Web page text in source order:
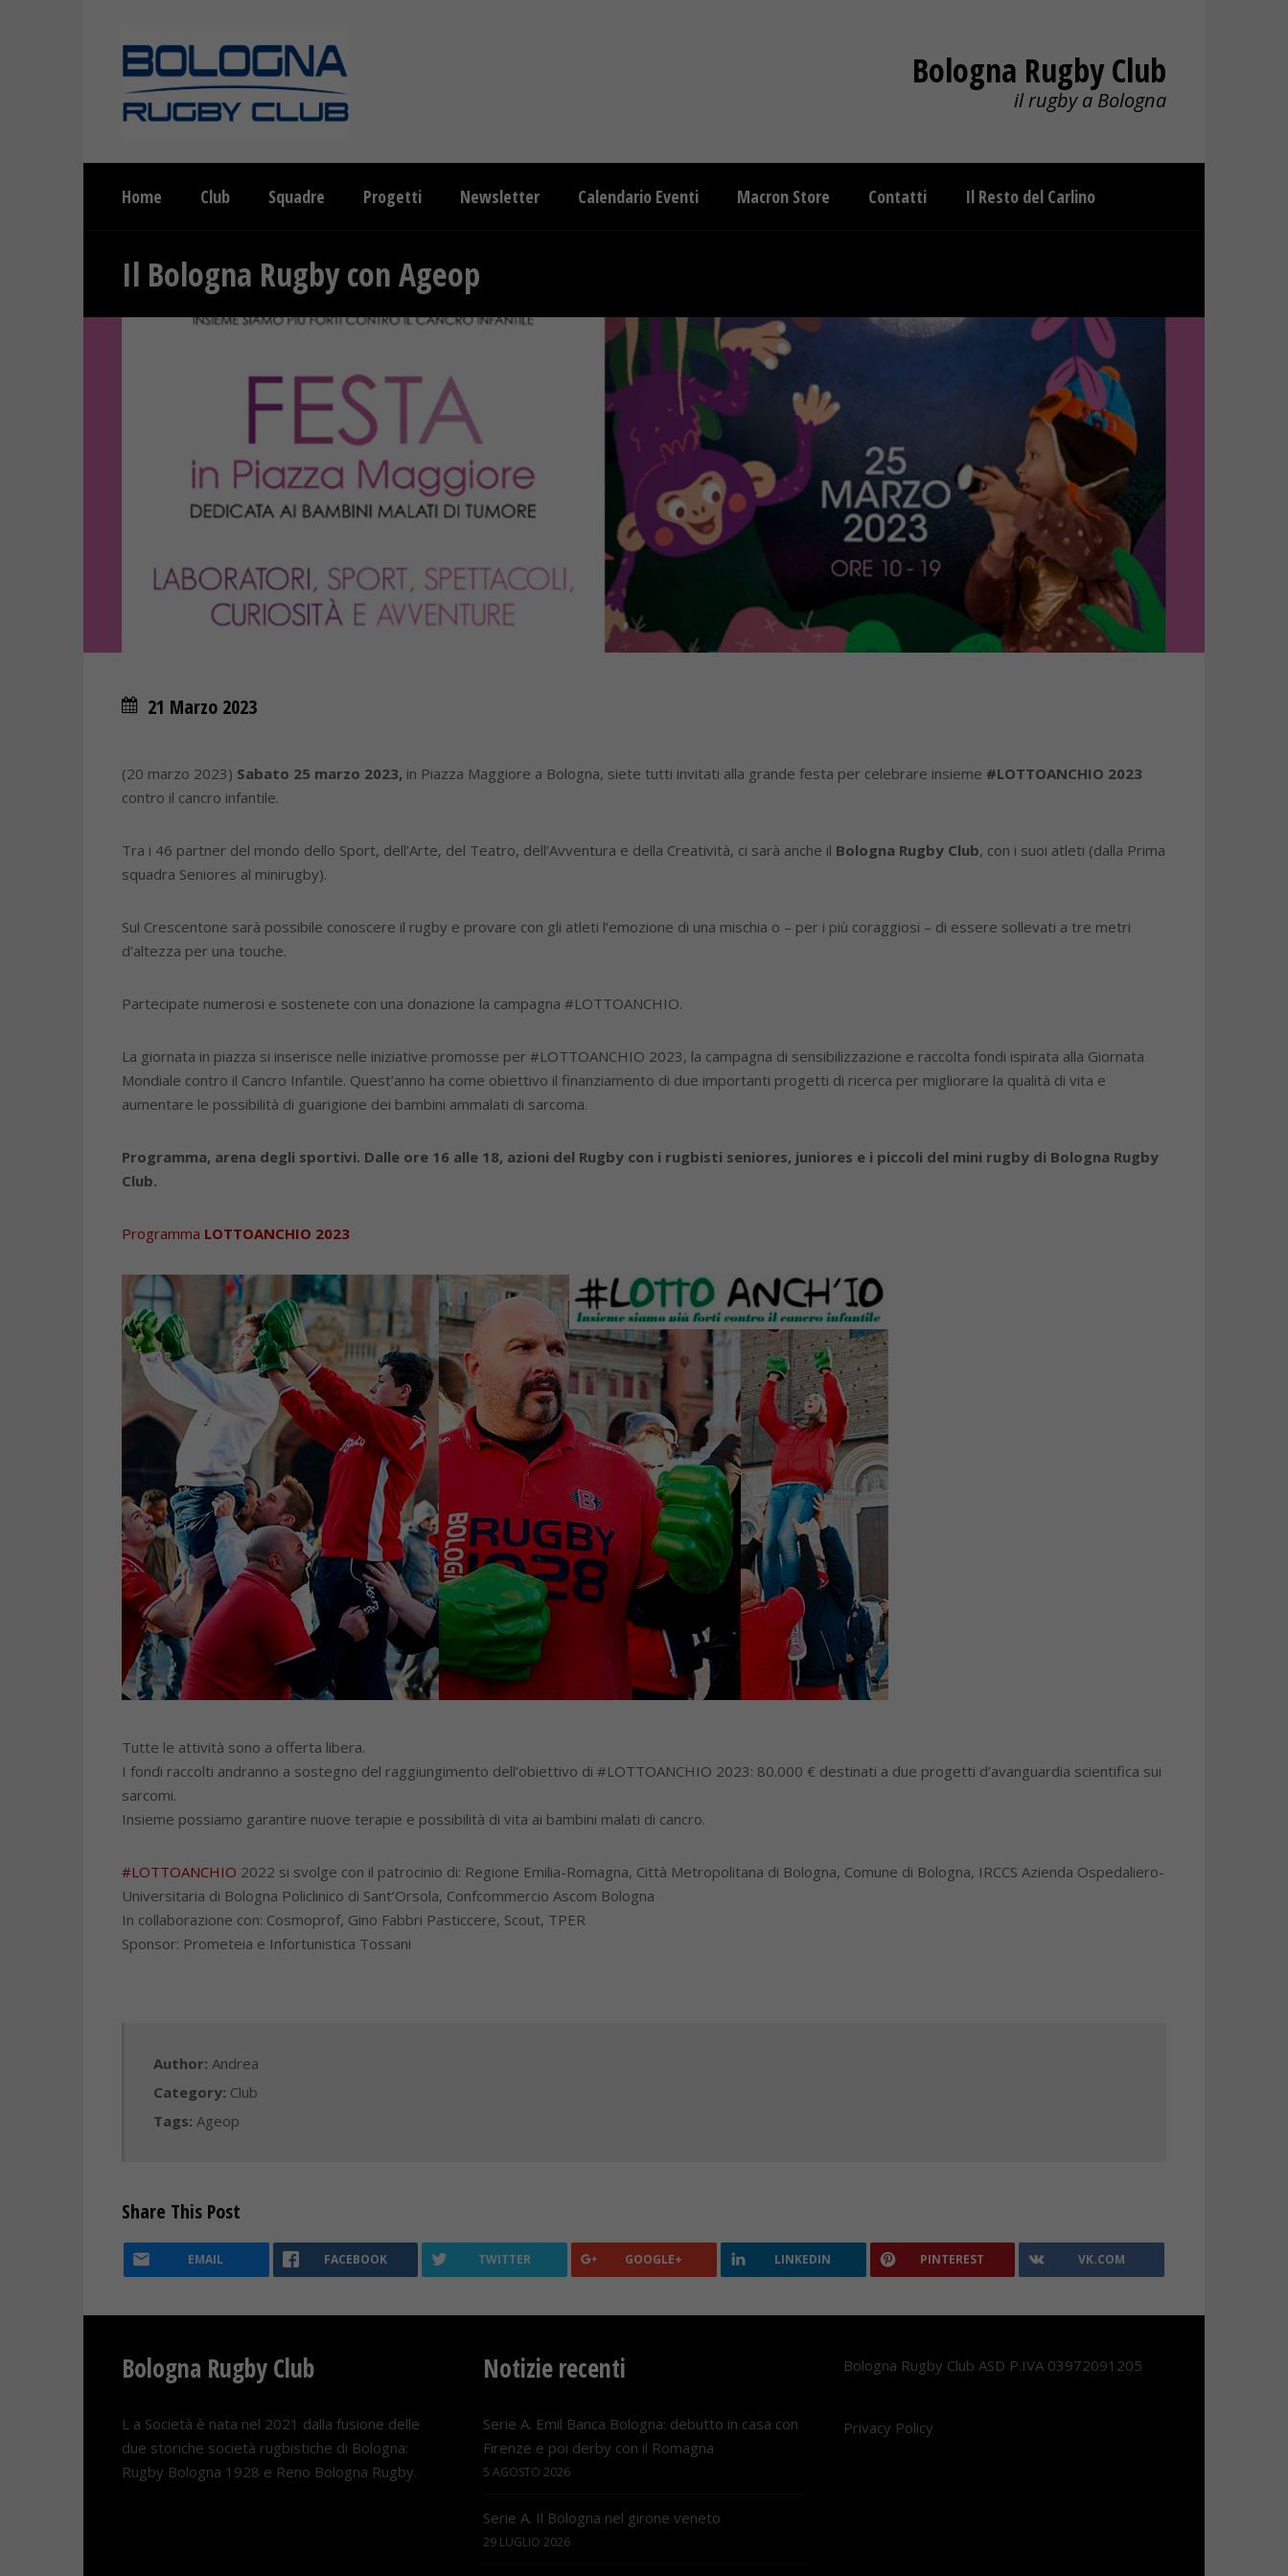
Bologna Rugby Club
il rugby a Bologna
Home Club Squadre Progetti Newsletter Calendario Eventi Macron Store Contatti Il Resto del Carlino
Il Bologna Rugby con Ageop
21 Marzo 2023
(20 marzo 2023) Sabato 25 marzo 2023, in Piazza Maggiore a Bologna, siete tutti invitati alla grande festa per celebrare insieme #LOTTOANCHIO 2023
contro il cancro infantile.
Tra i 46 partner del mondo dello Sport, dell’Arte, del Teatro, dell’Avventura e della Creatività, ci sarà anche il Bologna Rugby Club, con i suoi atleti (dalla Prima
squadra Seniores al minirugby).
Sul Crescentone sarà possibile conoscere il rugby e provare con gli atleti l’emozione di una mischia o – per i più coraggiosi – di essere sollevati a tre metri
d’altezza per una touche.
Partecipate numerosi e sostenete con una donazione la campagna #LOTTOANCHIO.
La giornata in piazza si inserisce nelle iniziative promosse per #LOTTOANCHIO 2023, la campagna di sensibilizzazione e raccolta fondi ispirata alla Giornata
Mondiale contro il Cancro Infantile. Quest’anno ha come obiettivo il finanziamento di due importanti progetti di ricerca per migliorare la qualità di vita e
aumentare le possibilità di guarigione dei bambini ammalati di sarcoma.
Programma, arena degli sportivi. Dalle ore 16 alle 18, azioni del Rugby con i rugbisti seniores, juniores e i piccoli del mini rugby di Bologna Rugby
Club.
Programma LOTTOANCHIO 2023
Tutte le attività sono a offerta libera.
I fondi raccolti andranno a sostegno del raggiungimento dell’obiettivo di #LOTTOANCHIO 2023: 80.000 € destinati a due progetti d’avanguardia scientifica sui
sarcomi.
Insieme possiamo garantire nuove terapie e possibilità di vita ai bambini malati di cancro.
#LOTTOANCHIO 2022 si svolge con il patrocinio di: Regione Emilia-Romagna, Città Metropolitana di Bologna, Comune di Bologna, IRCCS Azienda Ospedaliero-
Universitaria di Bologna Policlinico di Sant’Orsola, Confcommercio Ascom Bologna
In collaborazione con: Cosmoprof, Gino Fabbri Pasticcere, Scout, TPER
Sponsor: Prometeia e Infortunistica Tossani
Author: Andrea
Category: Club
Tags: Ageop
Share This Post
EMAIL FACEBOOK TWITTER GOOGLE+ LINKEDIN PINTEREST VK.COM
Bologna Rugby Club
L a Società è nata nel 2021 dalla fusione delle
due storiche società rugbistiche di Bologna:
Rugby Bologna 1928 e Reno Bologna Rugby.
Notizie recenti
Serie A. Emil Banca Bologna: debutto in casa con
Firenze e poi derby con il Romagna
5 AGOSTO 2026
Serie A. Il Bologna nel girone veneto
29 LUGLIO 2026
Bologna Rugby Club ASD P.IVA 03972091205
Privacy Policy